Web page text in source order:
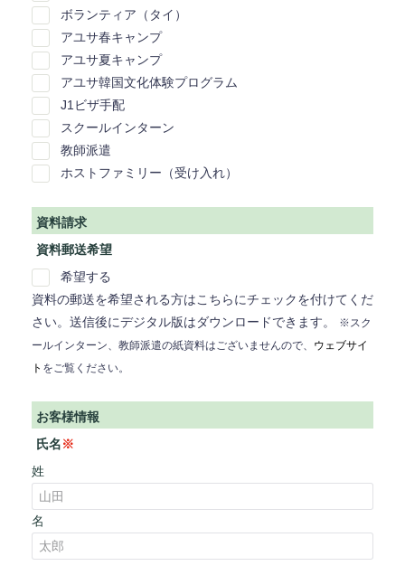
ボランティア（タイ）
アユサ春キャンプ
アユサ夏キャンプ
アユサ韓国文化体験プログラム
J1ビザ手配
スクールインターン
教師派遣
ホストファミリー（受け入れ）
資料請求
資料郵送希望
希望する
資料の郵送を希望される方はこちらにチェックを付けてくだ
さい。送信後にデジタル版はダウンロードできます。
※スク
ールインターン、教師派遣の紙資料はございませんので、 ウェブサイ
ト をご覧ください。
お客様情報
氏名※
姓
名